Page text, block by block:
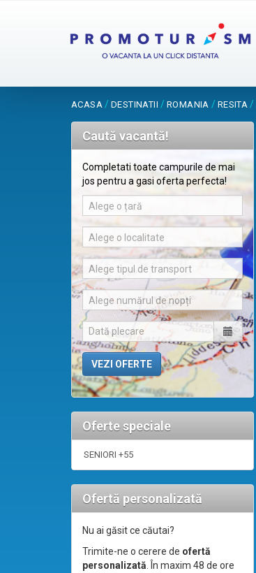
ACASA / DESTINATII / ROMANIA / RESITA /
Caută vacantă!
Completati toate campurile de mai
jos pentru a gasi oferta perfecta!
Alege o țară
Alege o localitate
Alege tipul de transport
Alege numărul de nopți
Oferte speciale
SENIORI +55
Ofertă personalizată
Nu ai găsit ce căutai?
Trimite-ne o cerere de ofertă
personalizată. În maxim 48 de ore